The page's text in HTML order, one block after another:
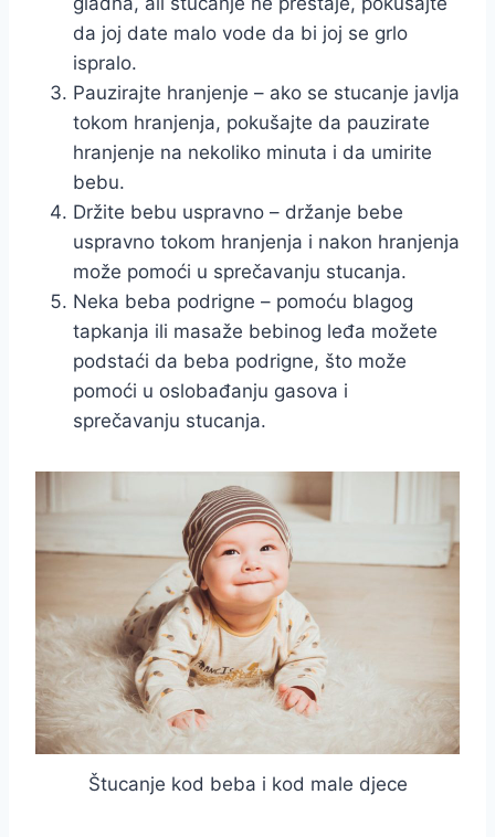
da joj date malo vode da bi joj se grlo
ispralo.
Pauzirajte hranjenje – ako se stucanje javlja
tokom hranjenja, pokušajte da pauzirate
hranjenje na nekoliko minuta i da umirite
bebu.
Držite bebu uspravno – držanje bebe
uspravno tokom hranjenja i nakon hranjenja
može pomoći u sprečavanju stucanja.
Neka beba podrigne – pomoću blagog
tapkanja ili masaže bebinog leđa možete
podstaći da beba podrigne, što može
pomoći u oslobađanju gasova i
sprečavanju stucanja.
Štucanje kod beba i kod male djece